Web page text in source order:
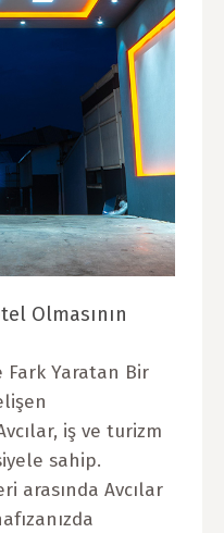
Olmasının
Fark Yaratan Bir
iş ve turizm
sahip.
arasında Avcılar